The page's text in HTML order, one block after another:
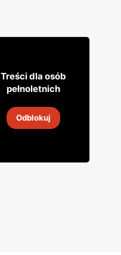
4999
18 sie 2026
Treści dla osób
pełnoletnich
Odblokuj